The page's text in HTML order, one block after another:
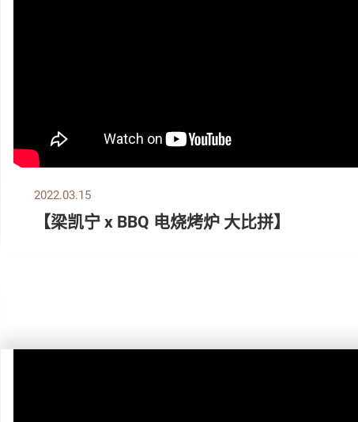
2022.03.15
【梁凯宁 x BBQ 电烧烤炉 大比拼】